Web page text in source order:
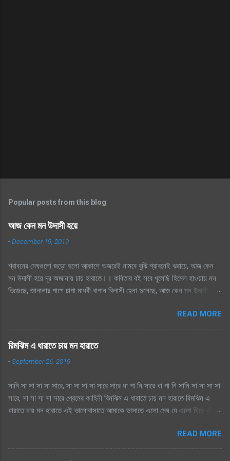
Popular posts from this blog
আজ কেন মন উদাসী হয়ে
-December 19, 2019
শ্রাবনের মেঘগুলো জড়ো হলো আকাশে অজরেই নামবে বুঝি শ্রাবনেই ঝরায়ে, আজ কেন
মন উদাসী হয়ে দূর অজানায় চায় হারাতে।। কবিতার বই সবে খুলেছি হিমেল হাওয়ায় মন
ভিজেছে, জানালার পাশে চাপা মাধবী বাগান বিলাসী হেনা দুলেছে, আজ কেন মন উদাসী হয়ে
হাসের জলকেলী পথিকের পায়ে হাটা থেমেছে, আজ কেন মন উদাসী হয়ে দূর অজানায় চায়
হারাতে, শ্রাবনের মেঘগুলো জড়ো হলো আকাশে অঝরে নামবে বুঝি শ্রাবনেই ঝরায়ে, আজ
কেন মন উদাসী হয়ে দূর অজানায় চায় হারাতে
READ MORE
রিমঝিম এ ধারাতে চায় মন হারাতে
-September 26, 2019
সানি সা সা সা সা সারে, সা সা সা সা সারে সারে ধা পা নি সারে ধা পা নি সানি সা সা সা সা
সারে, সা সা সা সা সারে প্রেমের কাহিনী রিমঝিম এ ধারাতে চায় মন হারাতে রিমঝিম এ
ধারাতে চায় মন হারাতে এই ভালোবাসাতে আমাকে ভাসাতে এলো মেঘ যে এলো ঘিরে বৃষ্টি
মেঘ যে এলো ঘিরে বৃষ্টি সুরে সুরে শোনায় রাগিনী মনে স্বপ্ন এলোমেলো এই কি শুরু হল
প্রেমের কাহিনী? রিমঝিম এ ধারাতে চায় মন হারাতে রিমঝিম এ ধারাতে চায় মন হারাতে
READ MORE